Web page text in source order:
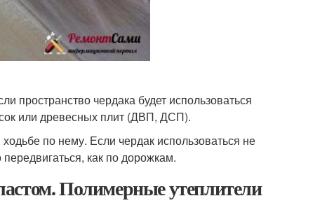
пространство чердака будет использоваться
или древесных плит (ДВП, ДСП).
по нему. Если чердак использоваться не
как по дорожкам.
Полимерные утеплители